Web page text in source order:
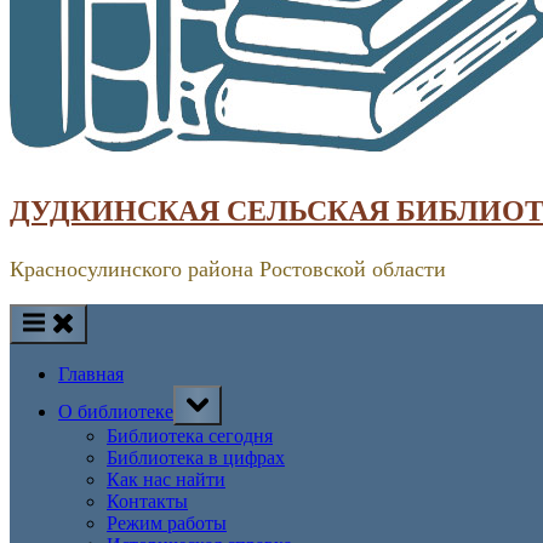
ДУДКИНСКАЯ СЕЛЬСКАЯ
Красносулинского района Ростовской области
Главная
О библиотеке
Toggle
sub-
menu
Библиотека сегодня
Библиотека в цифрах
Как нас найти
Контакты
Режим работы